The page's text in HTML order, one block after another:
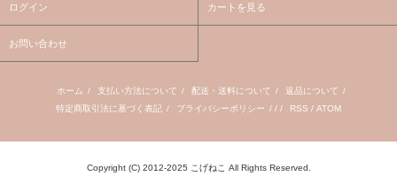
ログイン カートを見る
お問い合わせ
ホーム / 支払い方法について / 配送・送料について / 返品について /
特定商取引法に基づく表記 / プライバシーポリシー / / / RSS / ATOM
Copyright (C) 2012-2025 こげねこ All Rights Reserved.